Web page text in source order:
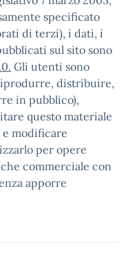
specificato
di terzi), i dati, i
sul sito sono
Gli utenti sono
distribuire,
in pubblico),
questo materiale
e modificare
per opere
commerciale con
apporre